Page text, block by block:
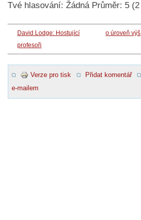
Tvé hlasování: Žádná Průměr: 5 (2
David Lodge: Hostující
profesoři
o úroveň výš
Verze pro tisk Přidat komentář
e-mailem